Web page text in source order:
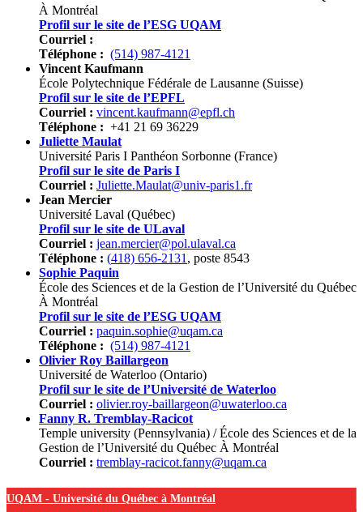
À Montréal
Profil sur le site de l’ESG UQAM
Courriel :
Téléphone : (514) 987-4121
Vincent Kaufmann
École Polytechnique Fédérale de Lausanne (Suisse)
Profil sur le site de l’EPFL
Courriel : vincent.kaufmann@epfl.ch
Téléphone : +41 21 69 36229
Juliette Maulat
Université Paris I Panthéon Sorbonne (France)
Profil sur le site de Paris I
Courriel : Juliette.Maulat@univ-paris1.fr
Jean Mercier
Université Laval (Québec)
Profil sur le site de ULaval
Courriel : jean.mercier@pol.ulaval.ca
Téléphone : (418) 656-2131 , poste 8543
Sophie Paquin
École des Sciences et de la Gestion de l’Université du Québec
À Montréal
Profil sur le site de l’ESG UQAM
Courriel : paquin.sophie@uqam.ca
Téléphone : (514) 987-4121
Olivier Roy Baillargeon
Université de Waterloo (Ontario)
Profil sur le site de l’Université de Waterloo
Courriel : olivier.roy-baillargeon@uwaterloo.ca
Fanny R. Tremblay-Racicot
Temple university (Pennsylvania) / École des Sciences et de la
Gestion de l’Université du Québec À Montréal
Courriel : tremblay-racicot.fanny@uqam.ca
UQAM - Université du Québec à Montréal